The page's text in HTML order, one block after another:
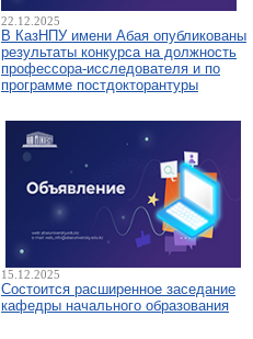
22.12.2025
В КазНПУ имени Абая опубликованы
результаты конкурса на должность
профессора-исследователя и по
программе постдокторантуры
15.12.2025
Состоится расширенное заседание
кафедры начального образования